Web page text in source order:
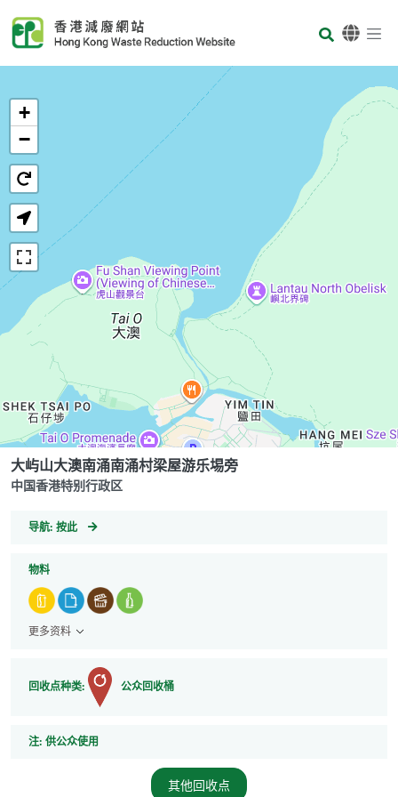
Body
+
−
大屿山大澳南涌南涌村梁屋游乐埸旁
中国香港特别行政区
导航: GeoCoordinates
按此
物料
更多资料
回收点种类: 公众回收桶
注: 注
供公众使用
其他回收点